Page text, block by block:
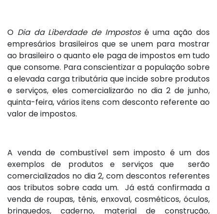
O Dia da Liberdade de Impostosé uma ação dos
empresários brasileiros que se unem para mostrar
ao brasileiro o quanto ele paga de impostos em tudo
que consome. Para conscientizar a população sobre
a elevada carga tributária que incide sobre produtos
e serviços, eles comercializarão no dia 2 de junho,
quinta-feira, vários itens com desconto referente ao
valor de impostos.
A venda de combustível sem imposto é um dos
exemplos de produtos e serviços que serão
comercializados no dia 2, com descontos referentes
aos tributos sobre cada um. Já está confirmada a
venda de roupas, tênis, enxoval, cosméticos, óculos,
brinquedos, caderno, material de construção,